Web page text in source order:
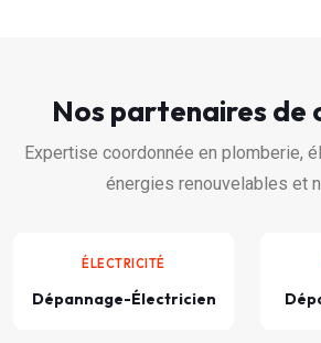
Nos partenaires de
Expertise coordonnée en plomberie,
énergies renouvelables et
ÉLECTRICITÉ
Dépannage-Électricien